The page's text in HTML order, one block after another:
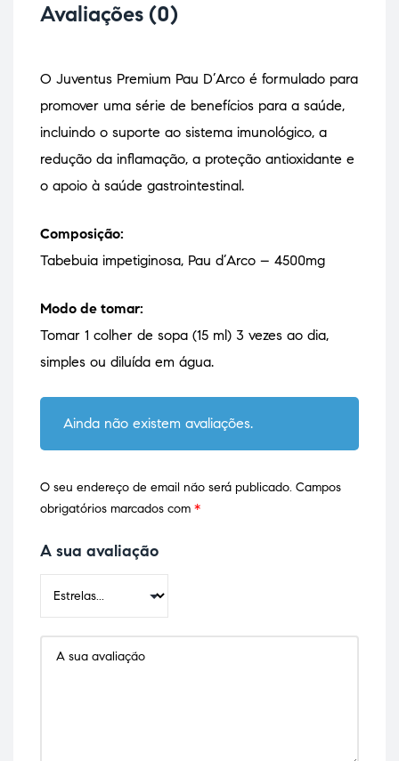
Avaliações (0)
O Juventus Premium Pau D’Arco é formulado para
promover uma série de benefícios para a saúde,
incluindo o suporte ao sistema imunológico, a
redução da inflamação, a proteção antioxidante e
o apoio à saúde gastrointestinal.
Composição:
Tabebuia impetiginosa, Pau d’Arco – 4500mg
Modo de tomar:
Tomar 1 colher de sopa (15 ml) 3 vezes ao dia,
simples ou diluída em água.
Ainda não existem avaliações.
O seu endereço de email não será publicado. Campos
obrigatórios marcados com *
A sua avaliação